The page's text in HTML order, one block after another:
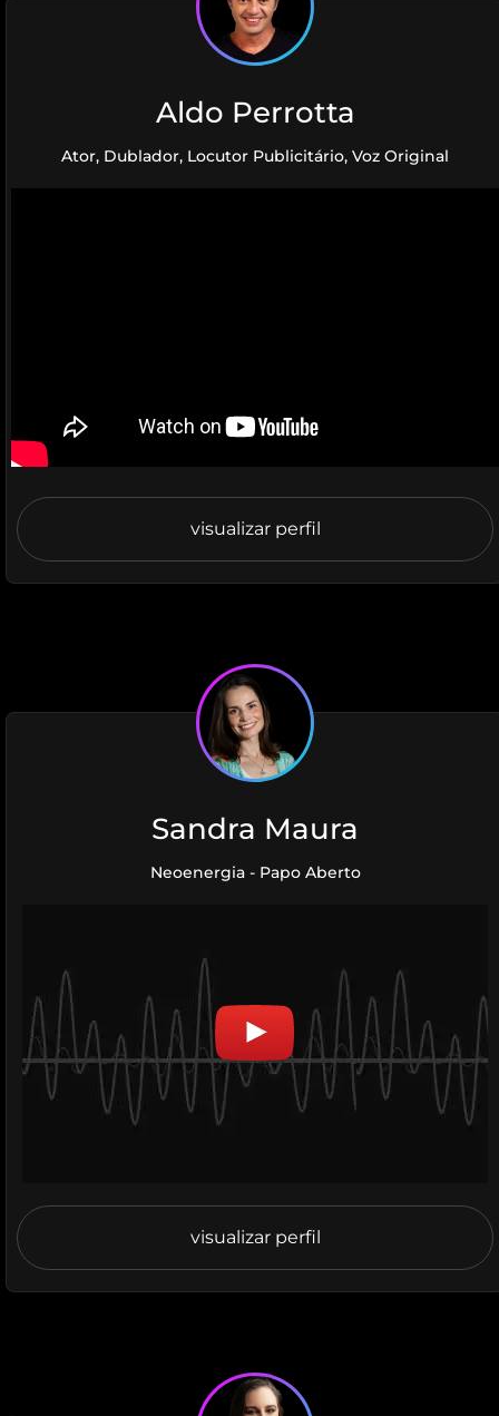
Aldo Perrotta
Ator, Dublador, Locutor Publicitário, Voz Original
visualizar perfil
Sandra Maura
Neoenergia - Papo Aberto
visualizar perfil